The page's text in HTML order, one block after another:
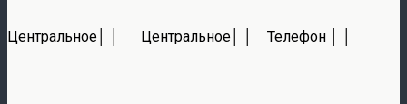
Центральное│ │ Центральное│ │ Телефон │ │